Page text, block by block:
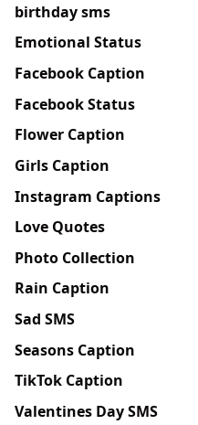
birthday sms
Emotional Status
Facebook Caption
Facebook Status
Flower Caption
Girls Caption
Instagram Captions
Love Quotes
Photo Collection
Rain Caption
Sad SMS
Seasons Caption
TikTok Caption
Valentines Day SMS